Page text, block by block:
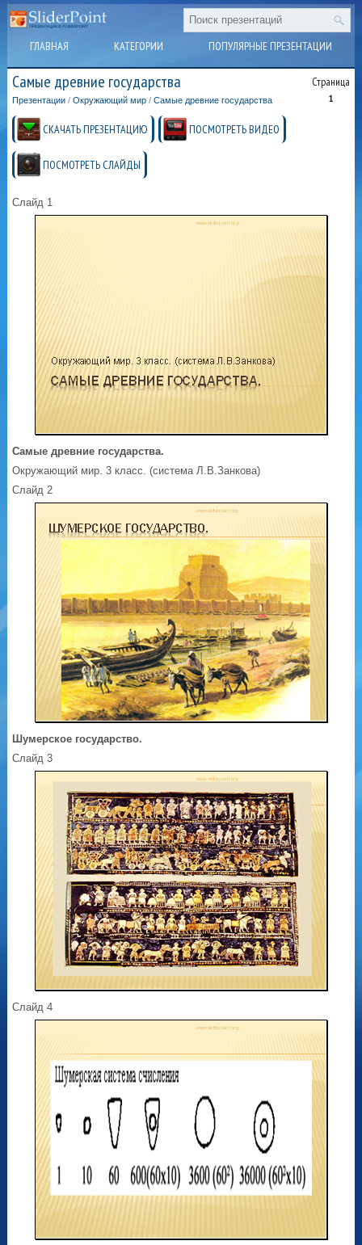
ГЛАВНАЯ КАТЕГОРИИ ПОПУЛЯРНЫЕ ПРЕЗЕНТАЦИИ
Самые древние государства Страница
1
Презентации /Окружающий мир /Самые древние государства
СКАЧАТЬ ПРЕЗЕНТАЦИЮ ПОСМОТРЕТЬ ВИДЕО
ПОСМОТРЕТЬ СЛАЙДЫ
Слайд 1
Самые древние государства.
Окружающий мир. 3 класс. (система Л.В.Занкова)
Слайд 2
Шумерское государство.
Слайд 3
Слайд 4